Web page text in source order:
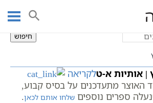
חיפוש
| אותיות א-טלקריאה
האוצר מתעדכנים על בסיס קבוע,
ספרים נוספים שלחו אותם לכאן.